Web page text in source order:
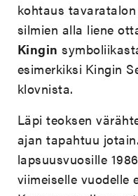
kohtaus
silmien alla liene
Kingin
esimerkiksi Kingin
klovnista.
Läpi teoksen
ajan tapahtuu
lapsuusvuosille
viimeiselle vuodelle